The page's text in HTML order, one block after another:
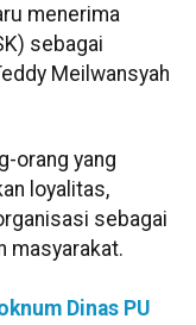
menerima
sebagai
Meilwansyah
orang yang
loyalitas,
sebagai
masyarakat.
Dinas PU